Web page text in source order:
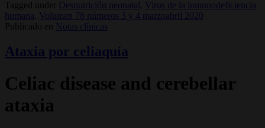
Tagged under
Desnutrición neonatal,
Virus de la inmunodeficiencia
humana,
Volumen 78 números 3 y 4 marzoabril 2020
Publicado en
Notas clínicas
Ataxia por celiaquía
Celiac disease and cerebellar
ataxia